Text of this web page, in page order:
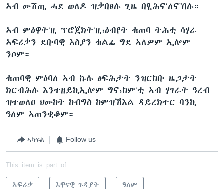
ኣብ ውሽጢ ሓደ ወለዶ ዝቃበፀሉ ጊዜ በፂሕና‘ለና”በሉ።
ኣብ ምዕዋት‘ዚ ፕሮጀክት‘ዚ፣ዕብየት ቁጠባ ትሕቲ ሳሃራ
ኣፍሪቃን ደቡባዊ እስያን ቁልፊ ግደ ኣለዎም ኢሎም
ንሶም።
ቁጠባዊ ምዕባለ ኣብ ኩሉ ፅፍሕታት ንዝርከቡ ዜጋታት
ክርብሕሉ እንተዘይኪኢሎም ግና፣ከም‘ቲ ኣብ ሃገራት ዓረብ
ዝተወለዐ ህውከት ከብግስ ከምዝኽእል ዳይረክተር ባንኪ
ዓለም ኣጠንቂቆም።
ኣካፍል Follow us
This item is part of
ኣፍሪቃ እዋናዊ ጉዳያት ዓለም